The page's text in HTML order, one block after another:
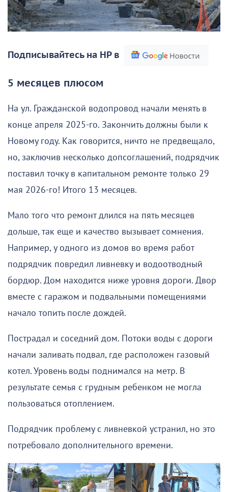
Подписывайтесь на НР в
5 месяцев плюсом
На ул. Гражданской водопровод начали менять в
конце апреля 2025-го. Закончить должны были к
Новому году. Как говорится, ничто не предвещало,
но, заключив несколько допсоглашений, подрядчик
поставил точку в капитальном ремонте только 29
мая 2026-го! Итого 13 месяцев.
Мало того что ремонт длился на пять месяцев
дольше, так еще и качество вызывает сомнения.
Например, у одного из домов во время работ
подрядчик повредил ливневку и водоотводный
бордюр. Дом находится ниже уровня дороги. Двор
вместе с гаражом и подвальными помещениями
начало топить после дождей.
Пострадал и соседний дом. Потоки воды с дороги
начали заливать подвал, где расположен газовый
котел. Уровень воды поднимался на метр. В
результате семья с грудным ребенком не могла
пользоваться отоплением.
Подрядчик проблему с ливневкой устранил, но это
потребовало дополнительного времени.